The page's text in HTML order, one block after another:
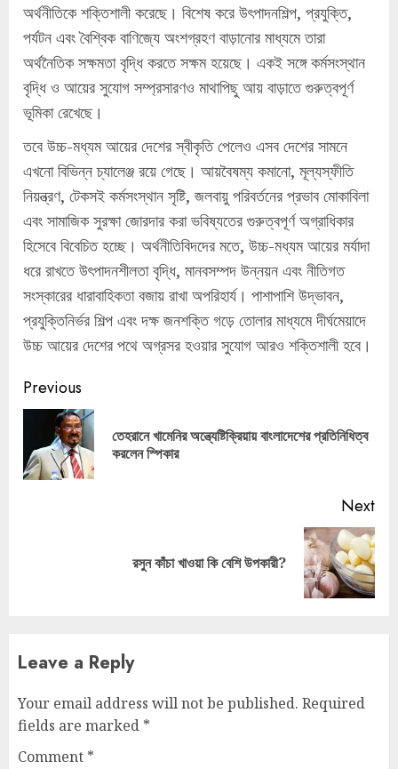
অর্থনীতিকে শক্তিশালী করেছে। বিশেষ করে উৎপাদনশিল্প, প্রযুক্তি,
পর্যটন এবং বৈশ্বিক বাণিজ্যে অংশগ্রহণ বাড়ানোর মাধ্যমে তারা
অর্থনৈতিক সক্ষমতা বৃদ্ধি করতে সক্ষম হয়েছে। একই সঙ্গে কর্মসংস্থান
বৃদ্ধি ও আয়ের সুযোগ সম্প্রসারণও মাথাপিছু আয় বাড়াতে গুরুত্বপূর্ণ
ভূমিকা রেখেছে।
তবে উচ্চ-মধ্যম আয়ের দেশের স্বীকৃতি পেলেও এসব দেশের সামনে
এখনো বিভিন্ন চ্যালেঞ্জ রয়ে গেছে। আয়বৈষম্য কমানো, মূল্যস্ফীতি
নিয়ন্ত্রণ, টেকসই কর্মসংস্থান সৃষ্টি, জলবায়ু পরিবর্তনের প্রভাব মোকাবিলা
এবং সামাজিক সুরক্ষা জোরদার করা ভবিষ্যতের গুরুত্বপূর্ণ অগ্রাধিকার
হিসেবে বিবেচিত হচ্ছে। অর্থনীতিবিদদের মতে, উচ্চ-মধ্যম আয়ের মর্যাদা
ধরে রাখতে উৎপাদনশীলতা বৃদ্ধি, মানবসম্পদ উন্নয়ন এবং নীতিগত
সংস্কারের ধারাবাহিকতা বজায় রাখা অপরিহার্য। পাশাপাশি উদ্ভাবন,
প্রযুক্তিনির্ভর শিল্প এবং দক্ষ জনশক্তি গড়ে তোলার মাধ্যমে দীর্ঘমেয়াদে
উচ্চ আয়ের দেশের পথে অগ্রসর হওয়ার সুযোগ আরও শক্তিশালী হবে।
Continue
Reading
Previous
তেহরানে খামেনির অন্ত্যেষ্টিক্রিয়ায় বাংলাদেশের প্রতিনিধিত্ব
করলেন স্পিকার
Next
রসুন কাঁচা খাওয়া কি বেশি উপকারী?
Leave a Reply
Your email address will not be published. Required
fields are marked *
Comment *